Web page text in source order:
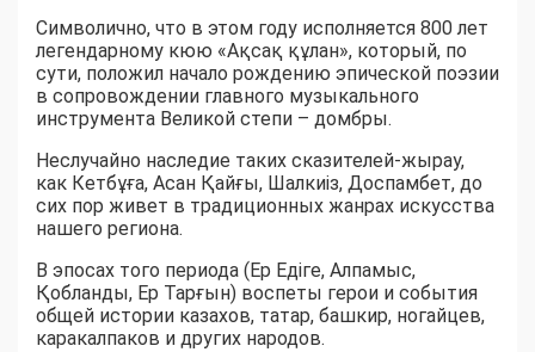
Символично, что в этом году исполняется 800 лет
легендарному кюю «Ақсақ құлан», который, по
сути, положил начало рождению эпической поэзии
в сопровождении главного музыкального
инструмента Великой степи – домбры.
Неслучайно наследие таких сказителей-жырау,
как Кетбұға, Асан Қайғы, Шалкиіз, Доспамбет, до
сих пор живет в традиционных жанрах искусства
нашего региона.
В эпосах того периода (Ер Едіге, Алпамыс,
Қобланды, Ер Тарғын) воспеты герои и события
общей истории казахов, татар, башкир, ногайцев,
каракалпаков и других народов.